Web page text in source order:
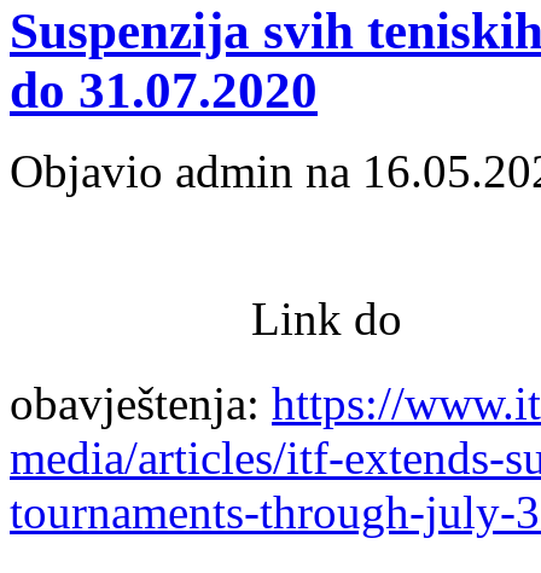
Suspenzija svih
do 31.07.2020
Objavio admin na
Link do
obavještenja: https://
media/articles/itf-extends-
tournaments-through-july-